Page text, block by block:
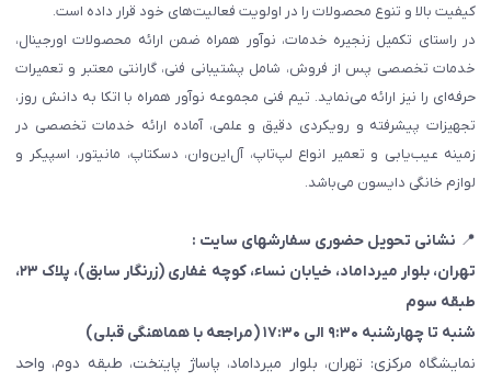
کیفیت بالا و تنوع محصولات را در اولویت فعالیت‌های خود قرار داده است.
در راستای تکمیل زنجیره خدمات، نوآور همراه ضمن ارائه محصولات اورجینال،
خدمات تخصصی پس از فروش، شامل پشتیبانی فنی، گارانتی معتبر و تعمیرات
حرفه‌ای را نیز ارائه می‌نماید. تیم فنی مجموعه نوآور همراه با اتکا به دانش روز،
تجهیزات پیشرفته و رویکردی دقیق و علمی، آماده ارائه خدمات تخصصی در
زمینه عیب‌یابی و تعمیر انواع لپ‌تاپ، آل‌این‌وان، دسکتاپ، مانیتور، اسپیکر و
لوازم خانگی دایسون می‌باشد.
📍 نشانی تحویل حضوری سفارشهای سایت :
تهران، بلوار میرداماد، خیابان نساء، کوچه غفاری (زرنگار سابق)
، پلاک ۲۳،
طبقه سوم
شنبه تا چهارشنبه ۹:۳۰ الی ۱۷:۳۰ (مراجعه با هماهنگی قبلی)
نمایشگاه مرکزی: تهران، بلوار میرداماد، پاساژ پایتخت، طبقه دوم، واحد